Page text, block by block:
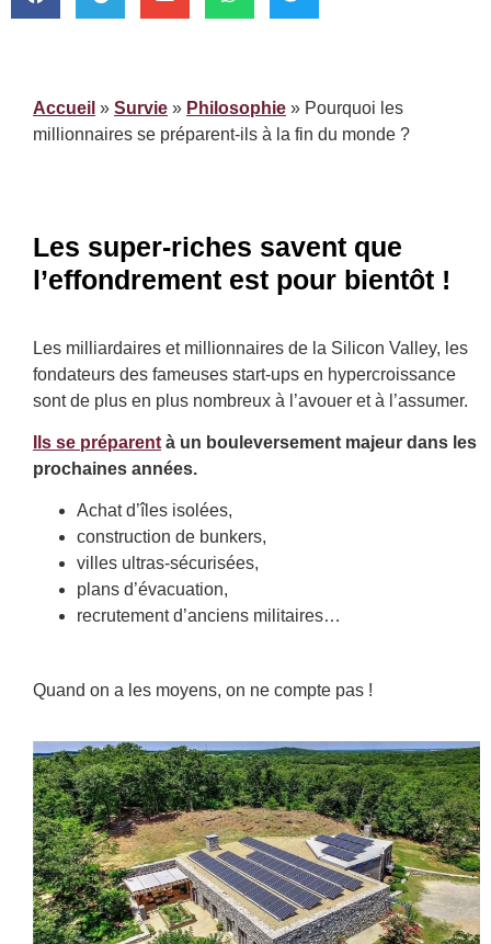
Accueil » Survie » Philosophie » Pourquoi les
millionnaires se préparent-ils à la fin du monde ?
Les super-riches savent que
l’effondrement est pour bientôt !
Les milliardaires et millionnaires de la Silicon Valley, les
fondateurs des fameuses start-ups en hypercroissance
sont de plus en plus nombreux à l’avouer et à l’assumer.
Ils se préparentà un bouleversement majeur dans les
prochaines années.
Achat d’îles isolées,
construction de bunkers,
villes ultras-sécurisées,
plans d’évacuation,
recrutement d’anciens militaires…
Quand on a les moyens, on ne compte pas !